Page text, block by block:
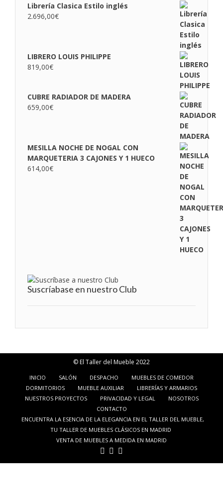
Librería Clasica Estilo inglés
2.696,00€
LIBRERO LOUIS PHILIPPE
819,00€
CUBRE RADIADOR DE MADERA
659,00€
MESILLA NOCHE DE NOGAL CON
MARQUETERIA 3 CAJONES Y 1 HUECO
614,00€
Suscríabase en nuestro Club
© El Taller del Mueble 2022
INICIO SALÓN DESPACHO
MUEBLES DE COMEDOR
DORMITORIOS
MUEBLE AUXILIAR
LIBRERÍAS Y ARMARIOS
NUESTROS PROYECTOS
PRIVACIDAD Y LEGAL
NOSOTROS
CONTACTO
ENCUENTRA LA ESENCIA DE LA ELEGANCIA EN EL TALLER DEL MUEBLE,
TU TALLER DE MUEBLES CLÁSICOS EN MADRID
VENTA DE MUEBLES A MEDIDA EN MADRID